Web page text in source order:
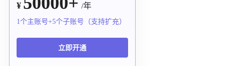
¥ /年
1个主账号+5个子账号（支持扩充）
立即开通